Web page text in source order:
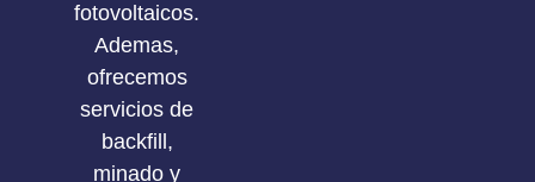
fotovoltaicos.
Ademas,
ofrecemos
servicios de
backfill,
minado y